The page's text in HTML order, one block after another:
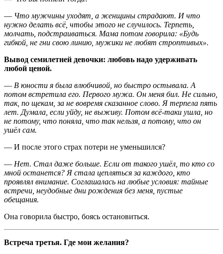
— Что мужчины уходят, а женщины страдают. И что
нужно делать всё, чтобы этого не случилось. Терпеть,
молчать, подстраиваться. Мама потом говорила: «Будь
гибкой, не гни свою линию, мужики не любят строптивых».
Вывод семилетней девочки: любовь надо удерживать
любой ценой.
— В юности я была влюбчивой, но быстро остывала. А
потом встретила его. Первого мужа. Он меня бил. Не сильно,
так, по щекам, за не вовремя сказанное слово. Я терпела пять
лет. Думала, если уйду, не выживу. Потом всё-таки ушла, но
не потому, что поняла, что так нельзя, а потому, что он
ушёл сам.
— И после этого страх потери не уменьшился?
— Нет. Стал даже больше. Если от такого ушёл, то кто со
мной останется? Я стала цепляться за каждого, кто
проявлял внимание. Соглашалась на любые условия: тайные
встречи, неудобные дни рождения без меня, пустые
обещания.
Она говорила быстро, боясь остановиться.
Встреча третья. Где мои желания?